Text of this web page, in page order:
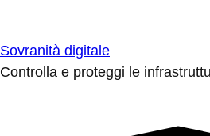
Sovranità digitale
Controlla e proteggi le